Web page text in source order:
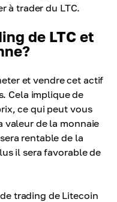
à trader du LTC.
de LTC et
et vendre cet actif
Cela implique de
ce qui peut vous
valeur de la monnaie
rentable de la
il sera favorable de
trading de Litecoin